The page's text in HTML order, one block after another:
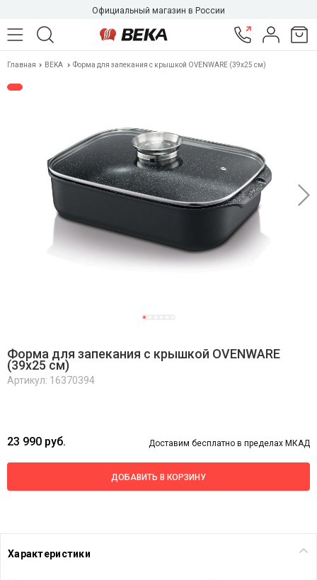
Официальный магазин в России
Главная BEKA Форма для запекания с крышкой OVENWARE (39x25 см)
Форма для запекания с крышкой OVENWARE
(39x25 см)
Артикул: 16370394
23 990 руб. Доставим бесплатно в пределах МКАД
ДОБАВИТЬ В КОРЗИНУ
Характеристики